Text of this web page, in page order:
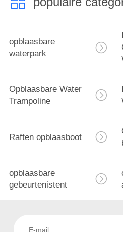
opblaasbare
waterpark
Opblaasbare Water
Trampoline
Raften opblaasboot
opblaasbare
gebeurtenistent